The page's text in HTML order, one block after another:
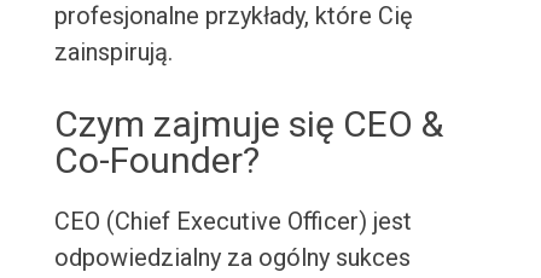
profesjonalne przykłady, które Cię
zainspirują.
Czym zajmuje się CEO &
Co-Founder?
CEO (Chief Executive Officer) jest
odpowiedzialny za ogólny sukces